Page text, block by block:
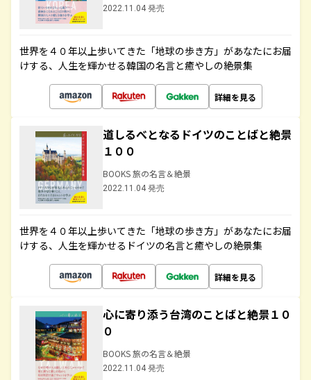
2022.11.04 発売
世界を４０年以上歩いてきた「地球の歩き方」があなたにお届
けする、人生を輝かせる韓国の名言と癒やしの絶景集
詳細を見る
道しるべとなるドイツのことばと絶景
１００
BOOKS 旅の名言＆絶景
2022.11.04 発売
世界を４０年以上歩いてきた「地球の歩き方」があなたにお届
けする、人生を輝かせるドイツの名言と癒やしの絶景集
詳細を見る
心に寄り添う台湾のことばと絶景１０
０
BOOKS 旅の名言＆絶景
2022.11.04 発売